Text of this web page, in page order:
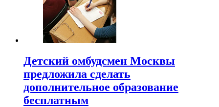
Детский омбудсмен Москвы
предложила сделать
дополнительное образование
бесплатным